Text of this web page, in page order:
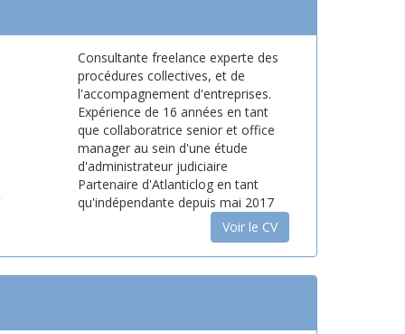
Consultante freelance experte des
procédures collectives, et de
l'accompagnement d'entreprises.
Expérience de 16 années en tant
que collaboratrice senior et office
manager au sein d'une étude
d'administrateur judiciaire
Partenaire d'Atlanticlog en tant
qu'indépendante depuis mai 2017
Voir le CV